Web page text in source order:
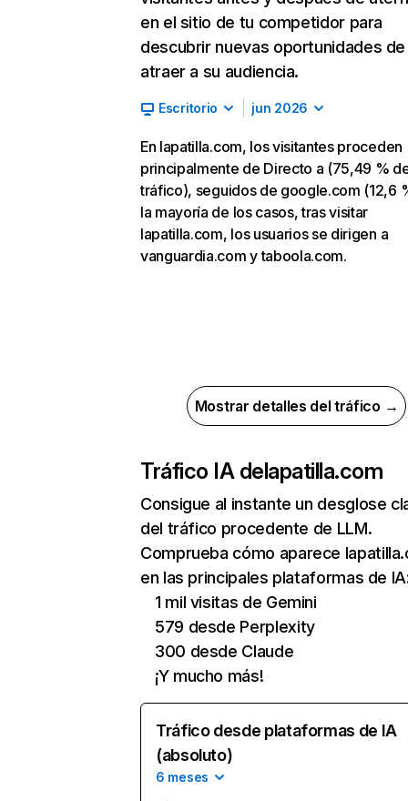
en el sitio de tu competidor para
descubrir nuevas oportunidades de
atraer a su audiencia.
Escritorio jun 2026
En lapatilla.com, los visitantes proceden
principalmente de Directo a (75,49 %
tráfico), seguidos de google.com (12,6
la mayoría de los casos, tras visitar
lapatilla.com, los usuarios se dirigen a
vanguardia.com y taboola.com.
Mostrar detalles del tráfico →
Tráfico IA delapatilla.com
Consigue al instante un desglose
del tráfico procedente de LLM.
Comprueba cómo aparece
en las principales plataformas de
1 mil visitas de Gemini
579 desde Perplexity
300 desde Claude
¡Y mucho más!
Tráfico desde plataformas de IA
(absoluto)
6 meses